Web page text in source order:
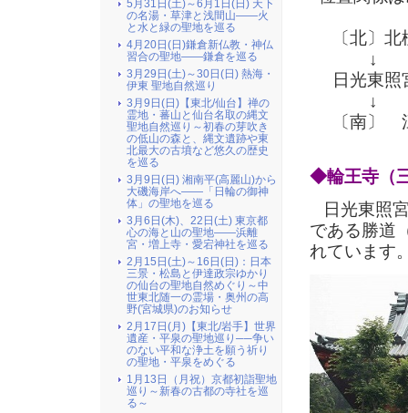
〔北〕北
↓
日光東照
↓
〔南〕 江
◆輪王寺（
日光東照
である勝道
れています
5月31日(土)～6月1日(日) 天下
の名湯・草津と浅間山――火
と水と緑の聖地を巡る
4月20日(日)鎌倉新仏教・神仏
習合の聖地――鎌倉を巡る
3月29日(土)～30日(日) 熱海・
伊東 聖地自然巡り
3月9日(日)【東北/仙台】禅の
霊地・蕃山と仙台名取の縄文
聖地自然巡り～初春の芽吹き
の低山の森と、縄文遺跡や東
北最大の古墳など悠久の歴史
を巡る
3月9日(日) 湘南平(高麗山)から
大磯海岸へ――「日輪の御神
体」の聖地を巡る
3月6日(木)、22日(土) 東京都
心の海と山の聖地――浜離
宮・増上寺・愛宕神社を巡る
2月15日(土)～16日(日)：日本
三景・松島と伊達政宗ゆかり
の仙台の聖地自然めぐり～中
世東北随一の霊場・奥州の高
野(宮城県)のお知らせ
2月17日(月)【東北/岩手】世界
遺産・平泉の聖地巡り──争い
のない平和な浄土を願う祈り
の聖地・平泉をめぐる
1月13日（月祝）京都初詣聖地
巡り～新春の古都の寺社を巡
る～